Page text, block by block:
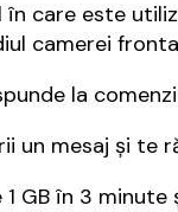
care este
camerei
la
un mesaj și te
GB în 3